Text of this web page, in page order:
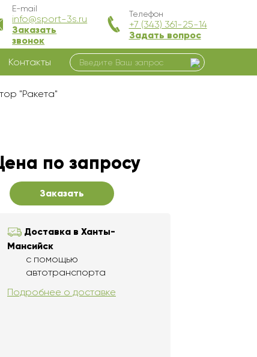
E-mail
info@sport-3s.ru
Заказать
звонок
Телефон
+7 (343) 361-25-14
Задать вопрос
Контакты
"Ракета"
по запросу
Заказать
Доставка в Ханты-
Мансийск
с помощью
автотранспорта
Подробнее о доставке